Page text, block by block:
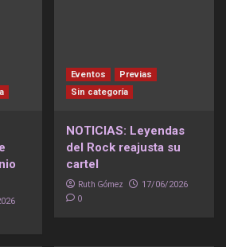
Eventos
Previas
Sin categoría
NOTICIAS: Leyendas
del Rock reajusta su
cartel
Ruth Gómez 17/06/2026
0